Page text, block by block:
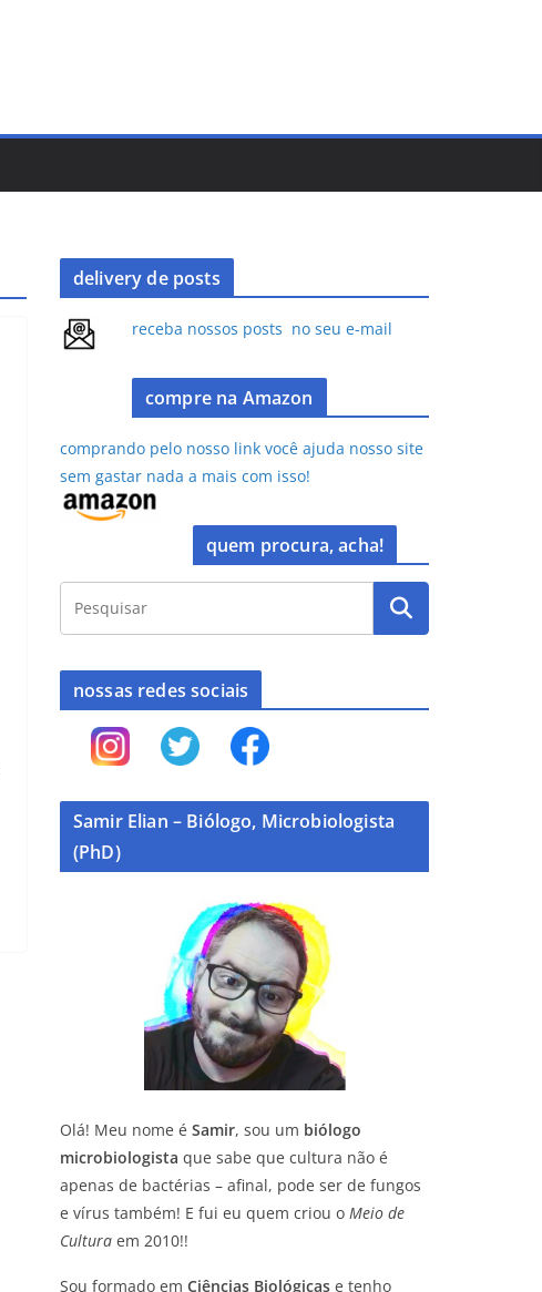
delivery de posts
receba nossos posts no seu e-mail
compre na Amazon
comprando pelo nosso link você ajuda nosso site
sem gastar nada a mais com isso!
quem procura, acha!
nossas redes sociais
Samir Elian – Biólogo, Microbiologista
(PhD)
Olá! Meu nome é Samir, sou um biólogo
microbiologista que sabe que cultura não é
apenas de bactérias – afinal, pode ser de fungos
e vírus também! E fui eu quem criou o Meio de
Cultura em 2010!!
Sou formado em Ciências Biológicas e tenho